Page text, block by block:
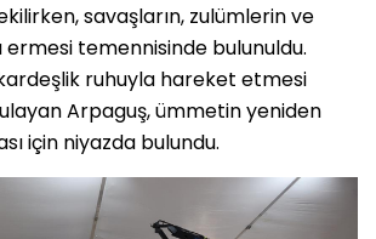
savaşların, zulümlerin ve
ermesi temennisinde bulunuldu.
ruhuyla hareket etmesi
Arpaguş, ümmetin yeniden
için niyazda bulundu.